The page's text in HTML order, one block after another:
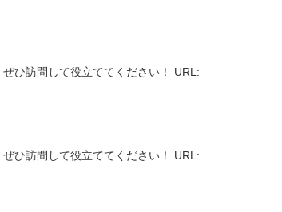
ぜひ訪問して役立ててください！ URL:
ぜひ訪問して役立ててください！ URL: